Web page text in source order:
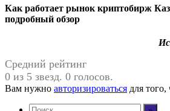
Как работает рынок криптобирж
подробный обзор
Средний рейтинг
0 из 5 звезд. 0 голосов.
Вам нужно авторизироваться для того,